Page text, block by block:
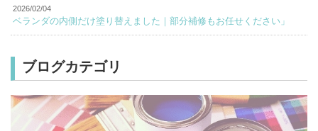
2026/02/04
ベランダの内側だけ塗り替えました｜部分補修もお任せください」
ブログカテゴリ